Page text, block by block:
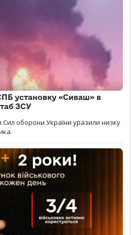
установку «Сиваш» в
ЗСУ
Сил оборони України уразили низку